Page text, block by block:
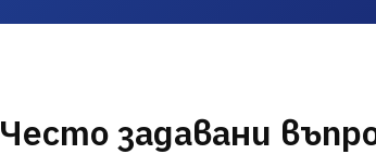
Често задавани